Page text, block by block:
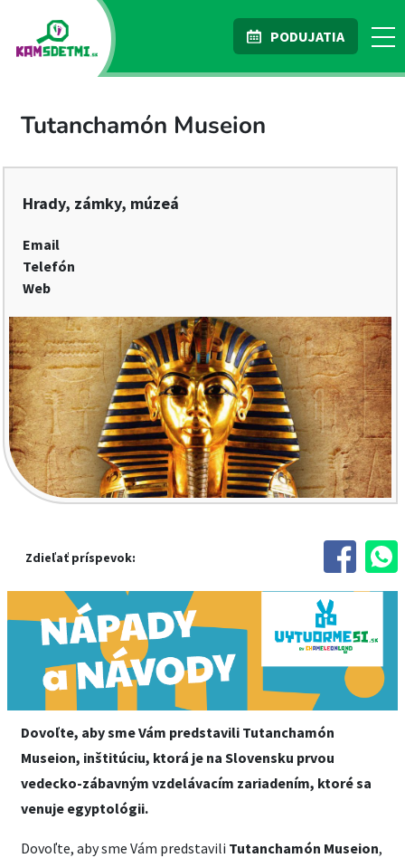
PODUJATIA
Tutanchamón Museion
Hrady, zámky, múzeá
Email
Telefón
Web
Zdieľať príspevok:
Dovoľte, aby sme Vám predstavili Tutanchamón
Museion, inštitúciu, ktorá je na Slovensku prvou
vedecko-zábavným vzdelávacím zariadením, ktoré sa
venuje egyptológii.
Dovoľte, aby sme Vám predstavili Tutanchamón Museion,